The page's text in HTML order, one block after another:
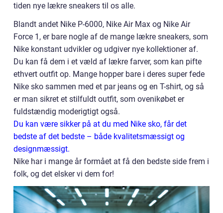
tiden nye lækre sneakers til os alle.
Blandt andet Nike P-6000, Nike Air Max og Nike Air
Force 1, er bare nogle af de mange lækre sneakers, som
Nike konstant udvikler og udgiver nye kollektioner af.
Du kan få dem i et væld af lækre farver, som kan pifte
ethvert outfit op. Mange hopper bare i deres super fede
Nike sko sammen med et par jeans og en T-shirt, og så
er man sikret et stilfuldt outfit, som ovenikøbet er
fuldstændig moderigtigt også.
Du kan være sikker på at du med Nike sko, får det
bedste af det bedste – både kvalitetsmæssigt og
designmæssigt.
Nike har i mange år formået at få den bedste side frem i
folk, og det elsker vi dem for!